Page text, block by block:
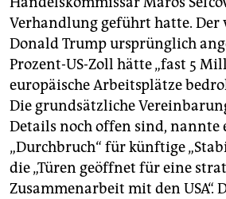
Verhandlung geführt hatte. Der
Donald Trump ursprünglich
Prozent-US-Zoll hätte „fast 5
europäische Arbeitsplätze
Die grundsätzliche
Details noch offen sind, nannte
„Durchbruch“ für künftige
die „Türen geöffnet für eine
Zusammenarbeit mit den USA“.